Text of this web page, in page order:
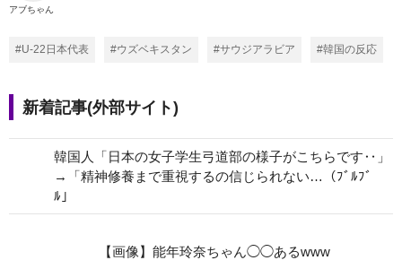
アブちゃん
#U-22日本代表 #ウズベキスタン #サウジアラビア #韓国の反応
新着記事(外部サイト)
韓国人「日本の女子学生弓道部の様子がこちらです‥」
→「精神修養まで重視するの信じられない…（ﾌﾞﾙﾌﾞ
ﾙ」
【画像】能年玲奈ちゃん◯◯あるwww